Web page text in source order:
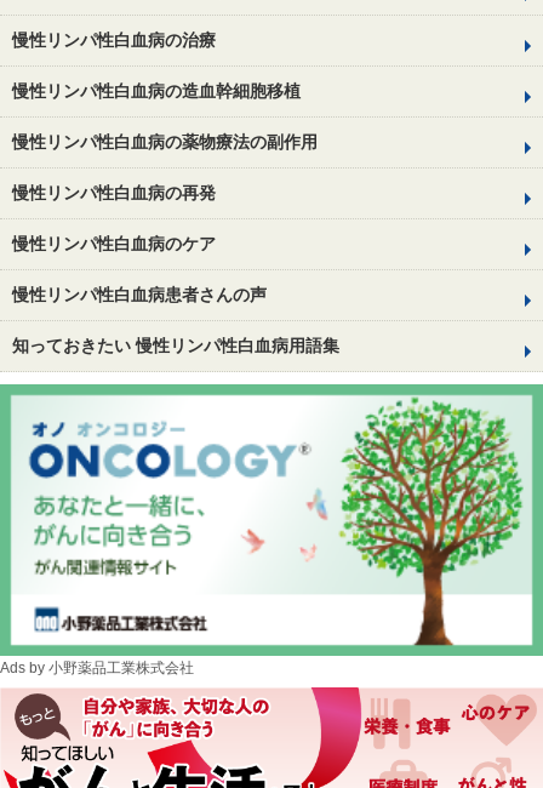
慢性リンパ性白血病の治療
慢性リンパ性白血病の造血幹細胞移植
慢性リンパ性白血病の薬物療法の副作用
慢性リンパ性白血病の再発
慢性リンパ性白血病のケア
慢性リンパ性白血病患者さんの声
知っておきたい 慢性リンパ性白血病用語集
Ads by 小野薬品工業株式会社